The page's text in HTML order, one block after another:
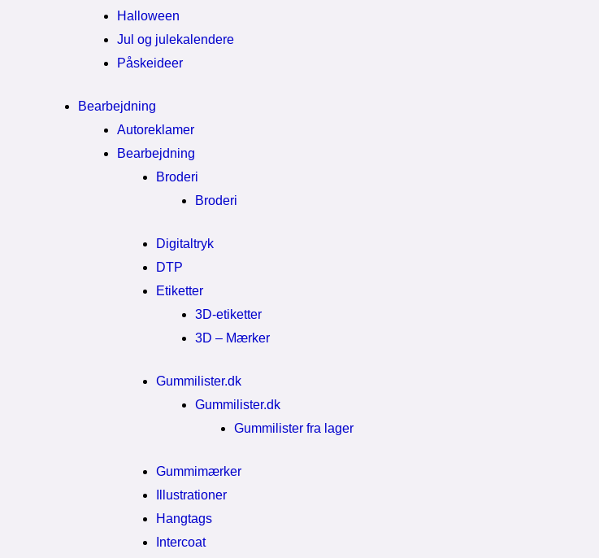
Halloween
Jul og julekalendere
Påskeideer
Bearbejdning
Autoreklamer
Bearbejdning
Broderi
Broderi
Digitaltryk
DTP
Etiketter
3D-etiketter
3D – Mærker
Gummilister.dk
Gummilister.dk
Gummilister fra lager
Gummimærker
Illustrationer
Hangtags
Intercoat